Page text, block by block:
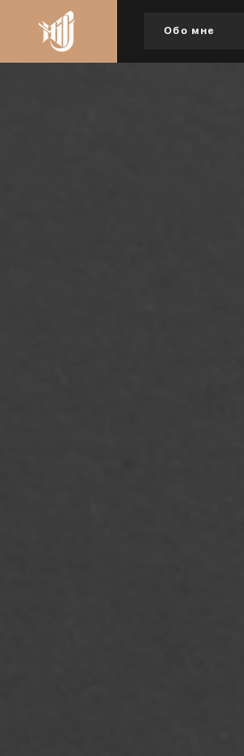
Обо мне